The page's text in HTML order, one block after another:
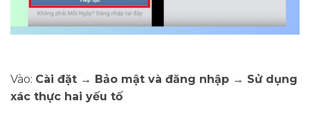
Vào: Cài đặt → Bảo mật và đăng nhập → Sử dụng
xác thực hai yếu tố